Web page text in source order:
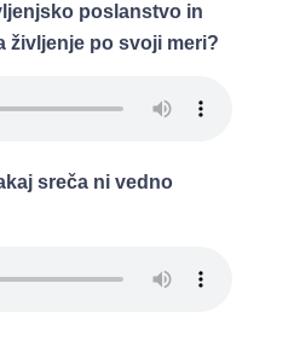
poslanstvo in
življenje po svoji meri?
sreča ni vedno